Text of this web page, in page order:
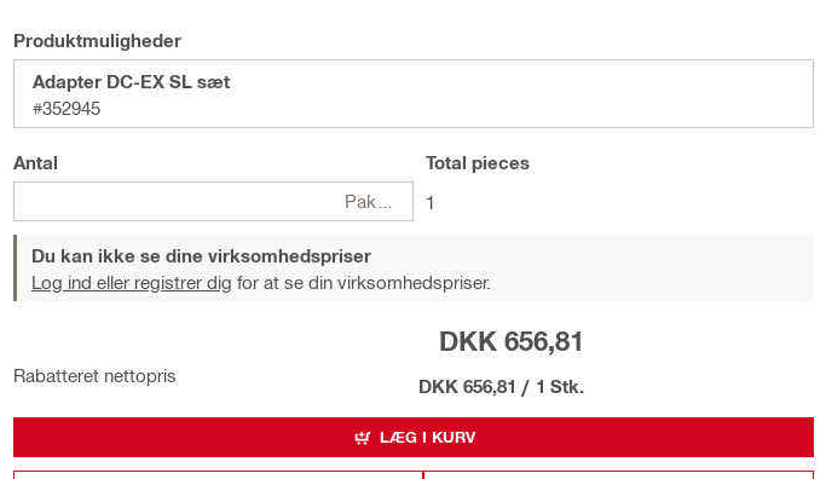
Produktmuligheder
Adapter DC-EX SL sæt
#352945
Antal
Pakker
Total pieces
1
Du kan ikke se dine virksomhedspriser
Log ind eller registrer dig for at se din virksomhedspriser.
Rabatteret nettopris
DKK 656,81
DKK 656,81 / 1 Stk.
LÆG I KURV